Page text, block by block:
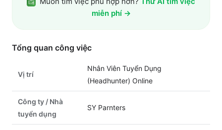
miễn phí →
Tổng quan công việc
Vị trí
Nhân Viên Tuyển Dụng
(Headhunter) Online
Công ty / Nhà
tuyển dụng
SY Parnters